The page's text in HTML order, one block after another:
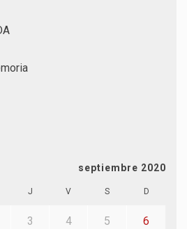
septiembre 2020
J V S D
3 4 5 6